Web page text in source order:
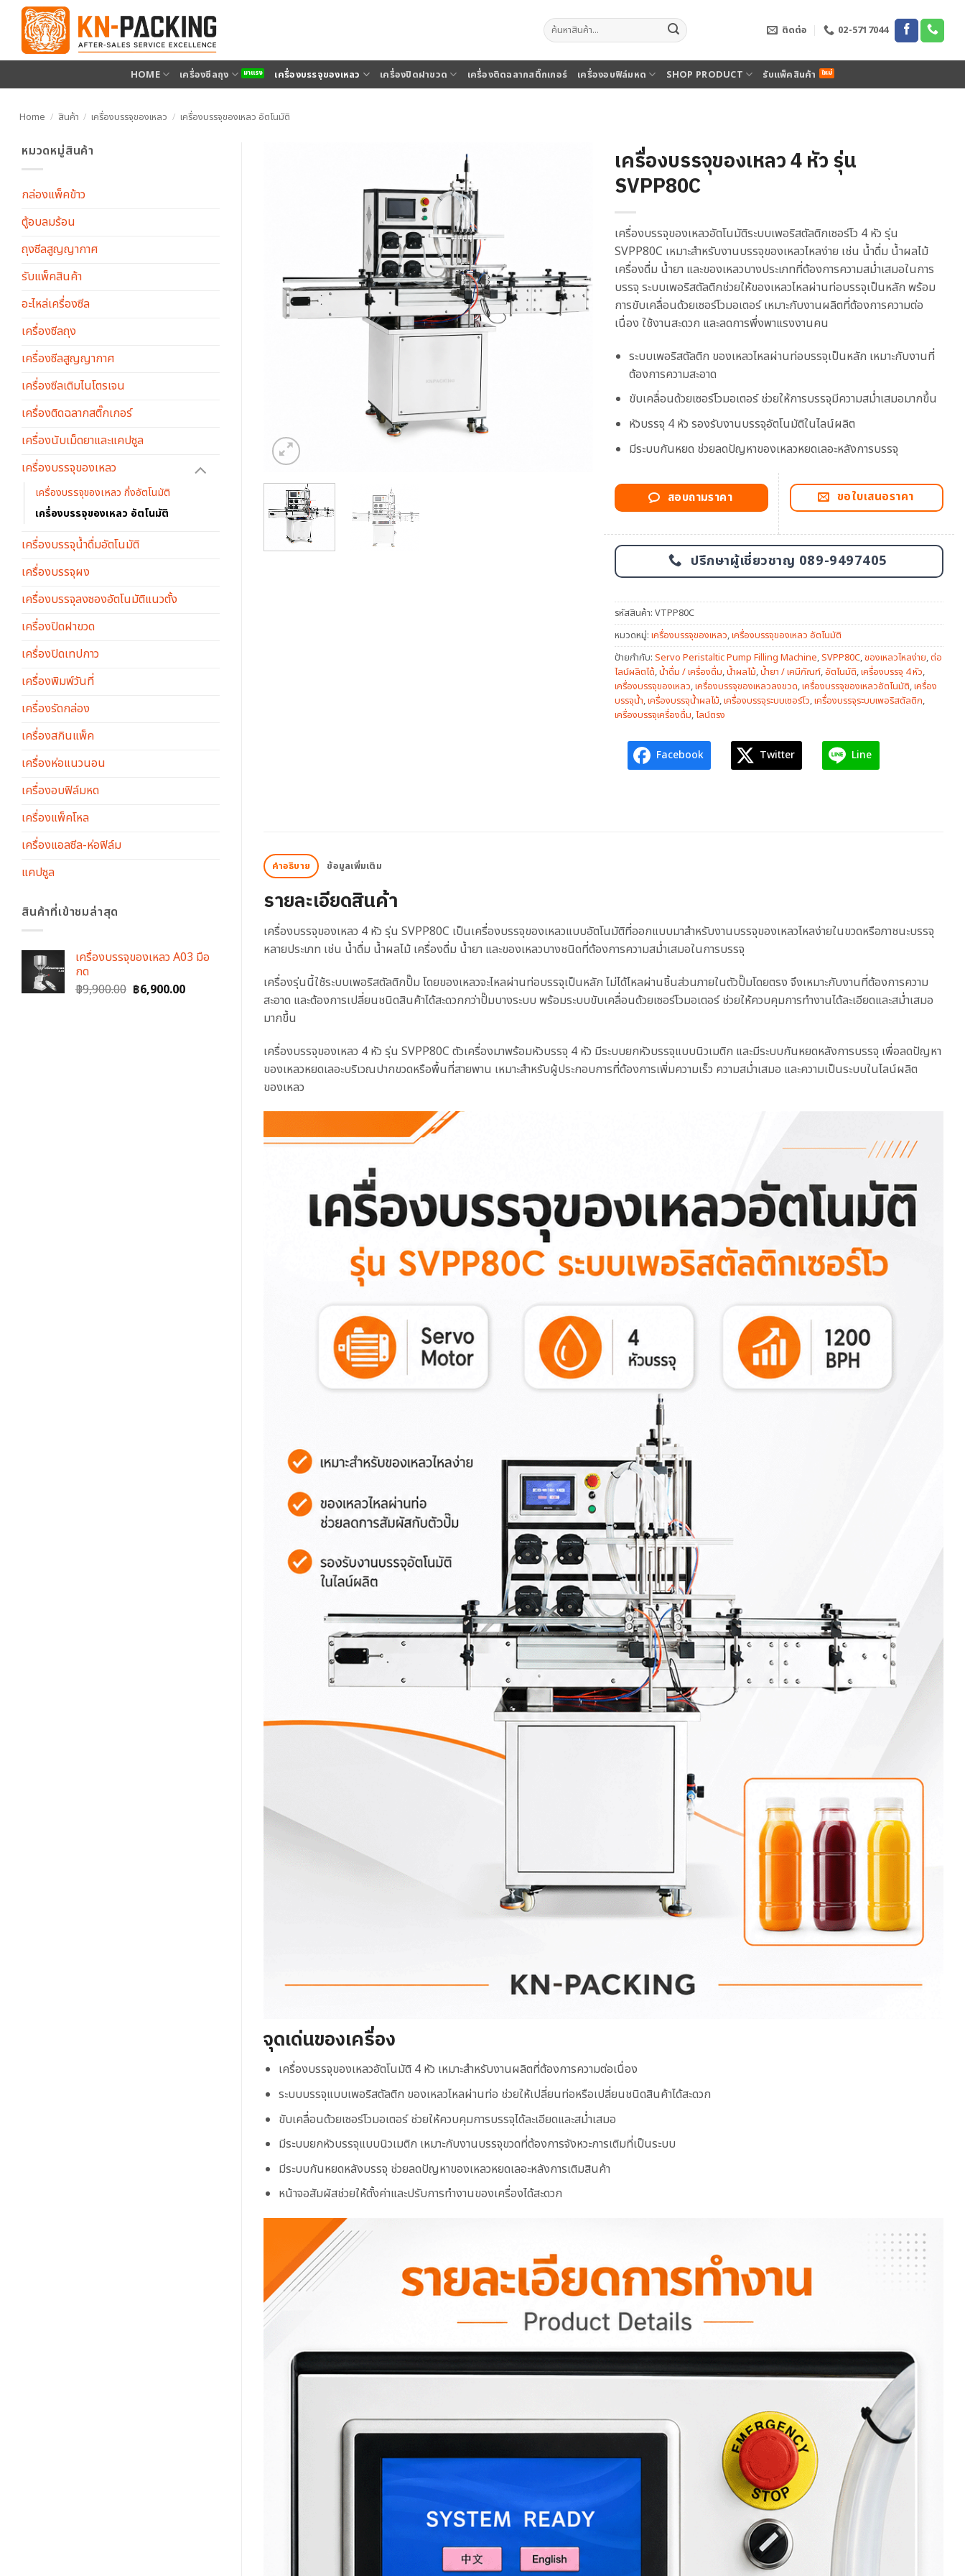
เนื้อหา
ค้นหา: ติดต่อ 02-5717044
HOME เครื่องซีลถุง เครื่องบรรจุของเหลว เครื่องปิดฝาขวด เครื่องติดฉลากสติ๊กเกอร์ เครื่องอบฟิล์มหด SHOP PRODUCT รับแพ็คสินค้า
Home / สินค้า / เครื่องบรรจุของเหลว / เครื่องบรรจุของเหลว อัตโนมัติ
หมวดหมู่สินค้า
กล่องแพ็คข้าว
ตู้อบลมร้อน
ถุงซีลสูญญากาศ
รับแพ็คสินค้า
อะไหล่เครื่องซีล
เครื่องซีลถุง
เครื่องซีลสูญญากาศ
เครื่องซีลเติมไนโตรเจน
เครื่องติดฉลากสติ๊กเกอร์
เครื่องนับเม็ดยาและแคปซูล
เครื่องบรรจุของเหลว
เครื่องบรรจุของเหลว กึ่งอัตโนมัติ
เครื่องบรรจุของเหลว อัตโนมัติ
เครื่องบรรจุน้ำดื่มอัตโนมัติ
เครื่องบรรจุผง
เครื่องบรรจุลงซองอัตโนมัติแนวตั้ง
เครื่องปิดฝาขวด
เครื่องปิดเทปกาว
เครื่องพิมพ์วันที่
เครื่องรัดกล่อง
เครื่องสกินแพ็ค
เครื่องห่อแนวนอน
เครื่องอบฟิล์มหด
เครื่องแพ็คโหล
เครื่องแอลซีล-ห่อฟิล์ม
แคปซูล
สินค้าที่เข้าชมล่าสุด
เครื่องบรรจุของเหลว A03 มือ
กด
฿9,900.00 Original
฿6,900.00Current
เครื่องบรรจุของเหลว 4 หัว รุ่น
SVPP80C
เครื่องบรรจุของเหลวอัตโนมัติระบบเพอริสตัลติกเซอร์โว 4 หัว รุ่น
SVPP80C เหมาะสำหรับงานบรรจุของเหลวไหลง่าย เช่น น้ำดื่ม น้ำผลไม้
เครื่องดื่ม น้ำยา และของเหลวบางประเภทที่ต้องการความสม่ำเสมอในการ
บรรจุ ระบบเพอริสตัลติกช่วยให้ของเหลวไหลผ่านท่อบรรจุเป็นหลัก พร้อม
การขับเคลื่อนด้วยเซอร์โวมอเตอร์ เหมาะกับงานผลิตที่ต้องการความต่อ
เนื่อง ใช้งานสะดวก และลดการพึ่งพาแรงงานคน
ระบบเพอริสตัลติก ของเหลวไหลผ่านท่อบรรจุเป็นหลัก เหมาะกับงานที่
ต้องการความสะอาด
ขับเคลื่อนด้วยเซอร์โวมอเตอร์ ช่วยให้การบรรจุมีความสม่ำเสมอมากขึ้น
หัวบรรจุ 4 หัว รองรับงานบรรจุอัตโนมัติในไลน์ผลิต
มีระบบกันหยด ช่วยลดปัญหาของเหลวหยดเลอะหลังการบรรจุ
สอบถามราคา ขอใบเสนอราคา
ปรึกษาผู้เชี่ยวชาญ 089-9497405
รหัสสินค้า: VTPP80C
หมวดหมู่: เครื่องบรรจุของเหลว,เครื่องบรรจุของเหลว อัตโนมัติ
ป้ายกำกับ: Servo Peristaltic Pump Filling Machine,SVPP80C,ของเหลวไหลง่าย,ต่อ
ไลน์ผลิตได้,น้ำดื่ม / เครื่องดื่ม,น้ำผลไม้,น้ำยา / เคมีภัณฑ์,อัตโนมัติ,เครื่องบรรจุ 4 หัว,
เครื่องบรรจุของเหลว,เครื่องบรรจุของเหลวลงขวด,เครื่องบรรจุของเหลวอัตโนมัติ,เครื่อง
บรรจุน้ำ,เครื่องบรรจุน้ำผลไม้,เครื่องบรรจุระบบเซอร์โว,เครื่องบรรจุระบบเพอริสตัลติก,
เครื่องบรรจุเครื่องดื่ม,ไลน์ตรง
Facebook Twitter Line
คำอธิบาย ข้อมูลเพิ่มเติม
รายละเอียดสินค้า
เครื่องบรรจุของเหลว 4 หัว รุ่น SVPP80C เป็นเครื่องบรรจุของเหลวแบบอัตโนมัติที่ออกแบบมาสำหรับงานบรรจุของเหลวไหลง่ายในขวดหรือภาชนะบรรจุ
หลายประเภท เช่น น้ำดื่ม น้ำผลไม้ เครื่องดื่ม น้ำยา และของเหลวบางชนิดที่ต้องการความสม่ำเสมอในการบรรจุ
เครื่องรุ่นนี้ใช้ระบบเพอริสตัลติกปั๊ม โดยของเหลวจะไหลผ่านท่อบรรจุเป็นหลัก ไม่ได้ไหลผ่านชิ้นส่วนภายในตัวปั๊มโดยตรง จึงเหมาะกับงานที่ต้องการความ
สะอาด และต้องการเปลี่ยนชนิดสินค้าได้สะดวกกว่าปั๊มบางระบบ พร้อมระบบขับเคลื่อนด้วยเซอร์โวมอเตอร์ ช่วยให้ควบคุมการทำงานได้ละเอียดและสม่ำเสมอ
มากขึ้น
เครื่องบรรจุของเหลว 4 หัว รุ่น SVPP80C ตัวเครื่องมาพร้อมหัวบรรจุ 4 หัว มีระบบยกหัวบรรจุแบบนิวเมติก และมีระบบกันหยดหลังการบรรจุ เพื่อลดปัญหา
ของเหลวหยดเลอะบริเวณปากขวดหรือพื้นที่สายพาน เหมาะสำหรับผู้ประกอบการที่ต้องการเพิ่มความเร็ว ความสม่ำเสมอ และความเป็นระบบในไลน์ผลิต
ของเหลว
จุดเด่นของเครื่อง
เครื่องบรรจุของเหลวอัตโนมัติ 4 หัว เหมาะสำหรับงานผลิตที่ต้องการความต่อเนื่อง
ระบบบรรจุแบบเพอริสตัลติก ของเหลวไหลผ่านท่อ ช่วยให้เปลี่ยนท่อหรือเปลี่ยนชนิดสินค้าได้สะดวก
ขับเคลื่อนด้วยเซอร์โวมอเตอร์ ช่วยให้ควบคุมการบรรจุได้ละเอียดและสม่ำเสมอ
มีระบบยกหัวบรรจุแบบนิวเมติก เหมาะกับงานบรรจุขวดที่ต้องการจังหวะการเติมที่เป็นระบบ
มีระบบกันหยดหลังบรรจุ ช่วยลดปัญหาของเหลวหยดเลอะหลังการเติมสินค้า
หน้าจอสัมผัสช่วยให้ตั้งค่าและปรับการทำงานของเครื่องได้สะดวก